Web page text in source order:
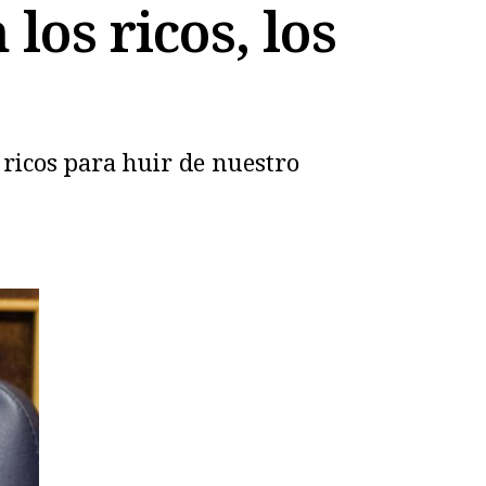
los ricos, los
ricos para huir de nuestro